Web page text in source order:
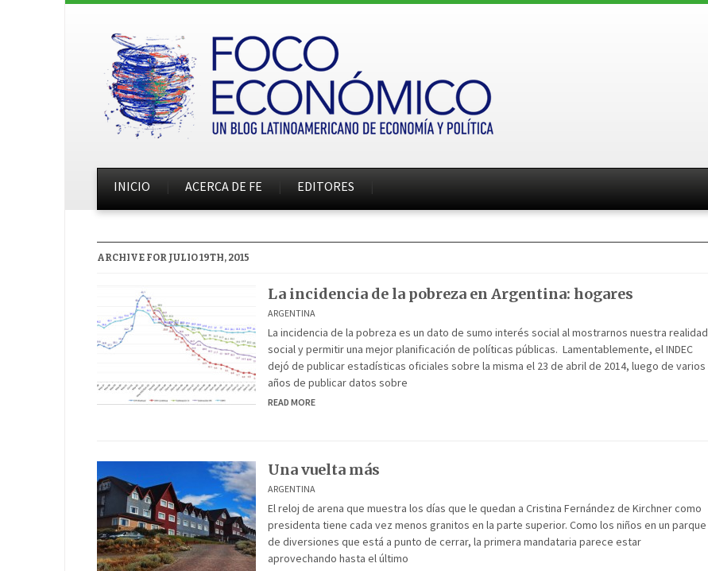
INICIO ACERCA DE FE EDITORES
ARCHIVE FOR JULIO 19TH, 2015
La incidencia de la pobreza en Argentina: hogares
ARGENTINA
La incidencia de la pobreza es un dato de sumo interés social al mostrarnos nuestra realidad
social y permitir una mejor planificación de políticas públicas. Lamentablemente, el INDEC
dejó de publicar estadísticas oficiales sobre la misma el 23 de abril de 2014, luego de varios
años de publicar datos sobre
READ MORE
Una vuelta más
ARGENTINA
El reloj de arena que muestra los días que le quedan a Cristina Fernández de Kirchner como
presidenta tiene cada vez menos granitos en la parte superior. Como los niños en un parque
de diversiones que está a punto de cerrar, la primera mandataria parece estar
aprovechando hasta el último